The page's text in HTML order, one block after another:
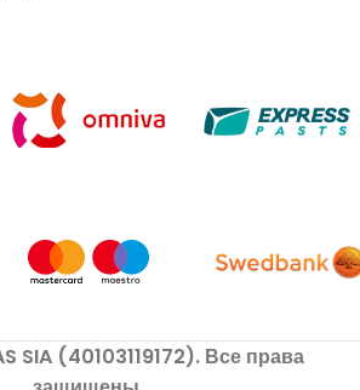
SIA (40103119172). Все права